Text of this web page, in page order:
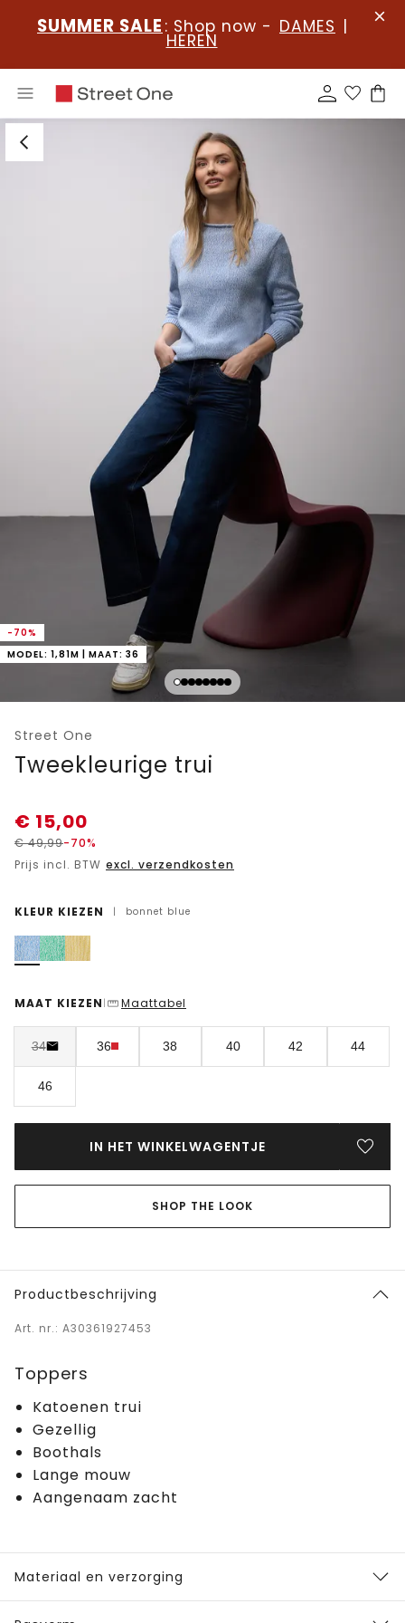
SUMMER SALE : Shop now - DAMES |
HEREN
-70%
MODEL: 1,81M | MAAT: 36
Street One
Tweekleurige trui
€ 15,00
€49,99-70%
Prijs incl. BTW excl. verzendkosten
KLEUR KIEZEN | bonnet blue
MAAT KIEZEN | Maattabel
34 36 38 40 42 44
46
IN HET WINKELWAGENTJE
SHOP THE LOOK
Productbeschrijving
Art. nr.: A30361927453
Toppers
Katoenen trui
Gezellig
Boothals
Lange mouw
Aangenaam zacht
Materiaal en verzorging